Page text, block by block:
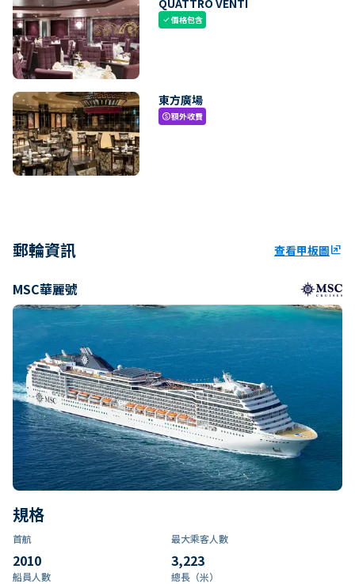
check價格包含
東方廣場
paid額外收費
郵輪資訊 查看甲板圖ungroup
MSC華麗號
規格
首航
2010
最大乘客人數
3,223
船員人數 總長（米）